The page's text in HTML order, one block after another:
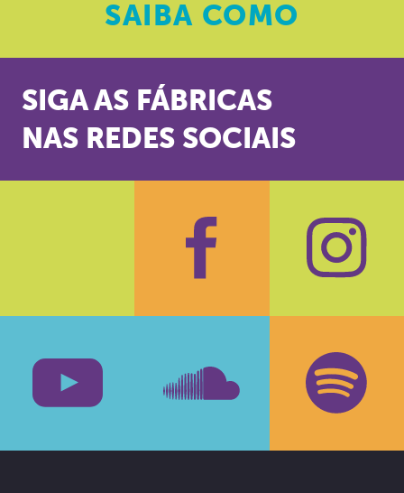
SAIBA COMO
SIGA AS FÁBRICAS
NAS REDES SOCIAIS
Facebook